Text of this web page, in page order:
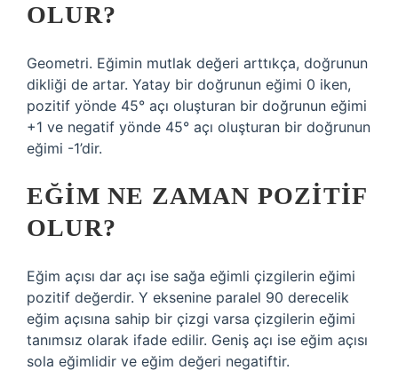
OLUR?
Geometri. Eğimin mutlak değeri arttıkça, doğrunun
dikliği de artar. Yatay bir doğrunun eğimi 0 iken,
pozitif yönde 45° açı oluşturan bir doğrunun eğimi
+1 ve negatif yönde 45° açı oluşturan bir doğrunun
eğimi -1’dir.
EĞIM NE ZAMAN POZITIF
OLUR?
Eğim açısı dar açı ise sağa eğimli çizgilerin eğimi
pozitif değerdir. Y eksenine paralel 90 derecelik
eğim açısına sahip bir çizgi varsa çizgilerin eğimi
tanımsız olarak ifade edilir. Geniş açı ise eğim açısı
sola eğimlidir ve eğim değeri negatiftir.